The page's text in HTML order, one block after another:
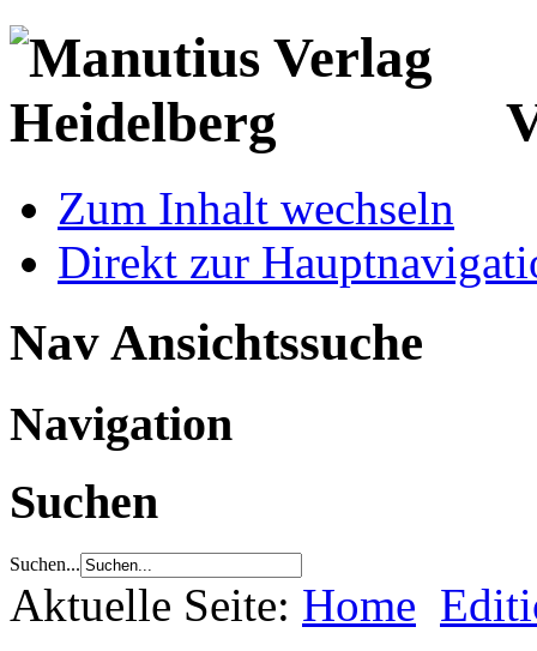
Zum Inhalt wechseln
Direkt zur
Nav Ansichtssuche
Navigation
Suchen
Suchen...
Aktuelle Seite: Home